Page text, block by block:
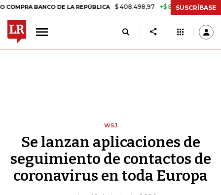
BANCO DE LA REPÚBLICA $ 408.498,97 +$ 8.753,81 +2,19% TASA
SUSCRÍBASE
WSJ
Se lanzan aplicaciones de
seguimiento de contactos de
coronavirus en toda Europa